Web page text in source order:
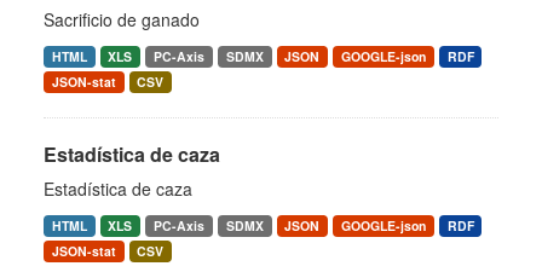
Sacrificio de ganado
HTML XLS PC-Axis SDMX JSON GOOGLE-json
RDF
JSON-stat
CSV
Estadística de caza
Estadística de caza
HTML XLS PC-Axis SDMX JSON GOOGLE-json
RDF
JSON-stat
CSV